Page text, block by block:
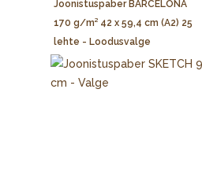
Joonistuspaber BARCELONA
170 g/m² 42 x 59,4 cm (A2) 25
lehte - Loodusvalge